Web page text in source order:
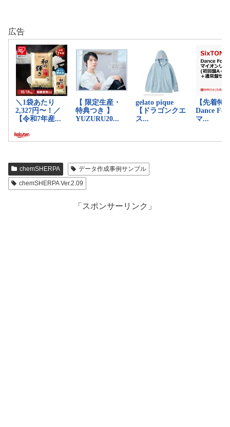
広告
chemSHERPA
データ作成事例サンプル
chemSHERPA Ver.2.09
「スポンサーリンク」